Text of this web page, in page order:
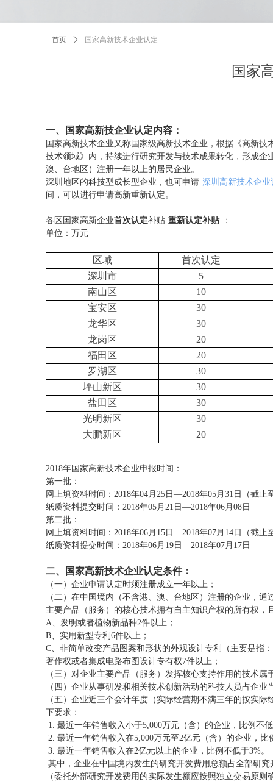
国家
首页 ꄲ 国家高新技术企业认定
一、国家高新技企业认定内容：
国家高新技术企业又称国家级高新技术企业，根据《高新
技术领域》内，持续进行研究开发与技术成果转化，形成
澳、台地区）注册一年以上的居民企业。
深圳地区的科技型成长型企业，也可申请 深圳高新技术企业
间，可以进行申请高新重新认定。
各区国家高新企业首次认定补贴 重新认定补贴
：
单位：万元
区域 首次认定
深圳市
5
南山区
10
宝安区
30
龙华区
30
龙岗区
20
福田区
20
罗湖区
30
坪山新区
30
盐田区
30
光明新区
30
大鹏新区
20
2018年国家高新技术企业申报时间：
第一批：
网上填资料时间：2018年04月25日—2018年05月31日（截止
纸质资料提交时间：2018年05月21日—2018年06月08日
第二批：
网上填资料时间：2018年06月15日—2018年07月14日（截止
纸质资料提交时间：2018年06月19日—2018年07月17日
二、国家高新技术企业认定条件：
（一）企业申请认定时须注册成立一年以上；
（二）在中国境内（不含港、澳、台地区）注册的企业，
主要产品（服务）的核心技术拥有自主知识产权的所有权，
A、发明或者植物新品种2件以上；
B、实用新型专利6件以上；
C、非简单改变产品图案和形状的外观设计专利（主要是指
著作权或者集成电路布图设计专有权7件以上；
（三）对企业主要产品（服务）发挥核心支持作用的技术
（四）企业从事研发和相关技术创新活动的科技人员占企业
（五）企业近三个会计年度（实际经营期不满三年的按实
下要求：
1. 最近一年销售收入小于5,000万元（含）的企业，比例不
2. 最近一年销售收入在5,000万元至2亿元（含）的企业，比
3. 最近一年销售收入在2亿元以上的企业，比例不低于3%。
其中，企业在中国境内发生的研究开发费用总额占全部研
（委托外部研究开发费用的实际发生额应按照独立交易原